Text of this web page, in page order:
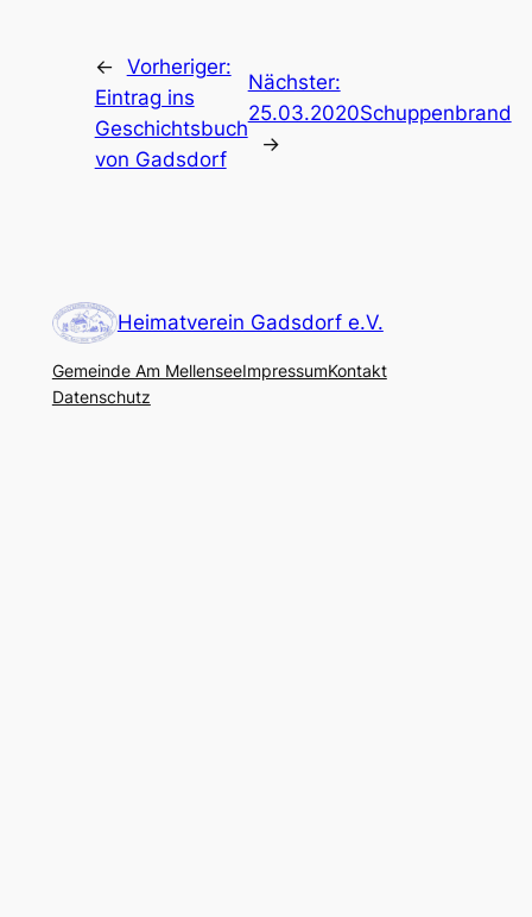
← Vorheriger:
Eintrag ins
Geschichtsbuch
von Gadsdorf
Nächster:
25.03.2020Schuppenbrand
→
Heimatverein Gadsdorf e.V.
Gemeinde Am MellenseeImpressumKontakt
Datenschutz